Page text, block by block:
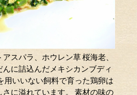
スパラ、ホウレン草 桜海老、
に詰込んだメキシカンブディ
用いいない飼料で育った鶏卵は
に溢れています。 素材の味の